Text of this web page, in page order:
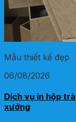
Mẫu thiết kế đẹp
06/08/2026
Dịch vụ in hộp
xưởng